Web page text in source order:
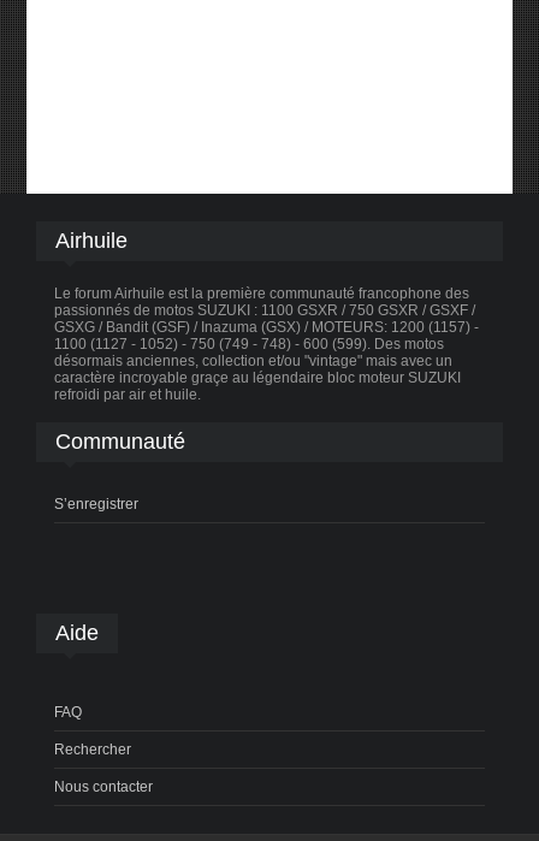
Airhuile
Le forum Airhuile est la première communauté francophone des
passionnés de motos SUZUKI : 1100 GSXR / 750 GSXR / GSXF /
GSXG / Bandit (GSF) / Inazuma (GSX) / MOTEURS: 1200 (1157) -
1100 (1127 - 1052) - 750 (749 - 748) - 600 (599). Des motos
désormais anciennes, collection et/ou "vintage" mais avec un
caractère incroyable graçe au légendaire bloc moteur SUZUKI
refroidi par air et huile.
Communauté
S’enregistrer
Aide
FAQ
Rechercher
Nous contacter